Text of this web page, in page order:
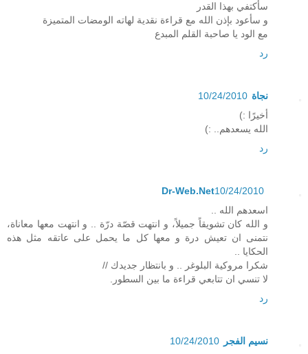
سأكتفي بهذا القدر
و سأعود بإذن الله مع قراءة نقدية لهاته الومضات المتميزة
مع الود يا صاحبة القلم المبدع
رد
نجاة 10/24/2010
أخيرًا :)
الله يسعدهم.. :)
رد
Dr-Web.Net10/24/2010
اسعدهم الله ..
و الله كان تشويقاً جميلاً، و انتهت قصّة درّة .. و انتهت معها معاناة،
نتمنى ان تعيش درة و معها كل ما يحمل على عاتقه مثل هذه
الحكايا ..
شكرا مروكية البلوغر .. و بانتظار جديدك //
لا تنسي ان تتابعي قراءة ما بين السطور.
رد
نسيم الفجر
10/24/2010